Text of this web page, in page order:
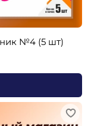
№4 (5 шт)